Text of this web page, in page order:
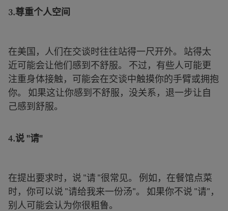
3.尊重个人空间
在美国，人们在交谈时往往站得一尺开外。 站得太
近可能会让他们感到不舒服。 不过，有些人可能更
注重身体接触，可能会在交谈中触摸你的手臂或拥抱
你。 如果这让你感到不舒服，没关系，退一步让自
己感到舒服。
4.说 "请"
在提出要求时，说 "请 "很常见。 例如，在餐馆点菜
时，你可以说 "请给我来一份汤"。 如果你不说 "请"，
别人可能会认为你很粗鲁。